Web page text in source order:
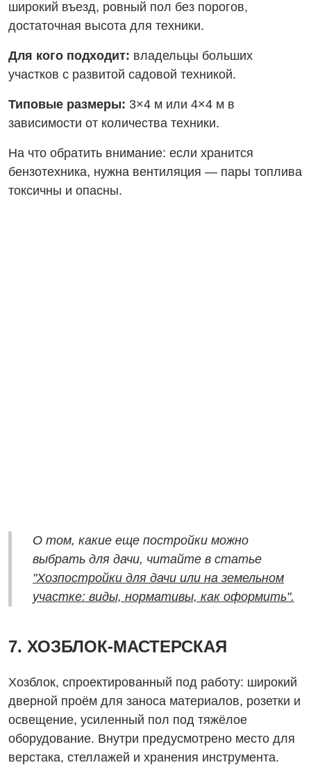
широкий въезд, ровный пол без порогов,
достаточная высота для техники.
Для кого подходит: владельцы больших
участков с развитой садовой техникой.
Типовые размеры: 3×4 м или 4×4 м в
зависимости от количества техники.
На что обратить внимание: если хранится
бензотехника, нужна вентиляция — пары топлива
токсичны и опасны.
О том, какие еще постройки можно
выбрать для дачи, читайте в статье
"Хозпостройки для дачи или на земельном
участке: виды, нормативы, как оформить".
7. ХОЗБЛОК-МАСТЕРСКАЯ
Хозблок, спроектированный под работу: широкий
дверной проём для заноса материалов, розетки и
освещение, усиленный пол под тяжёлое
оборудование. Внутри предусмотрено место для
верстака, стеллажей и хранения инструмента.